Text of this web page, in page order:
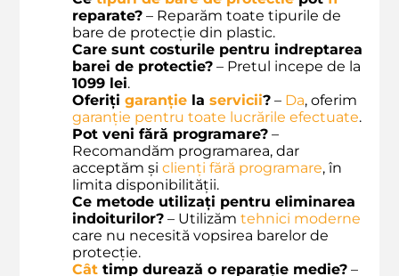
reparate? – Reparăm toate tipurile de
bare de protecție din plastic.
Care sunt costurile pentru indreptarea
barei de protectie? – Pretul incepe de la
1099 lei.
Oferiți garanție la servicii? – Da, oferim
garanție pentru toate lucrările efectuate.
Pot veni fără programare? –
Recomandăm programarea, dar
acceptăm și clienți fără programare, în
limita disponibilității.
Ce metode utilizați pentru eliminarea
indoiturilor? – Utilizăm tehnici moderne
care nu necesită vopsirea barelor de
protecție.
Cât timp durează o reparație medie? –